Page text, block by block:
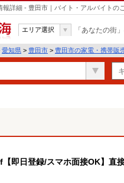
詳細 - 豊田市｜バイト・アルバイトの
エリア選択 「あなたの街
愛知県 > 豊田市 > 豊田市の家電・携帯販
即日登録/スマホ面接OK】直